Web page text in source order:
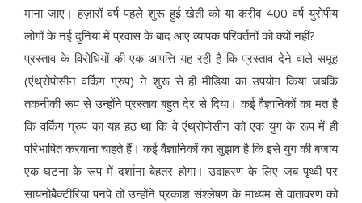
माना जाए। हज़ारों वर्ष पहले शुरू हुई खेती को या करीब 400 वर्ष युरोपीय
लोगों के नई दुनिया में प्रवास के बाद आए व्यापक परिवर्तनों को क्यों नहीं?
प्रस्ताव के विरोधियों की एक आपत्ति यह रही है कि प्रस्ताव देने वाले समूह
(एंथ्रोपोसीन वर्किंग ग्रुप) ने शुरू से ही मीडिया का उपयोग किया जबकि
तकनीकी रूप से उन्होंने प्रस्ताव बहुत देर से दिया। कई वैज्ञानिकों का मत है
कि वर्किंग ग्रुप का यह हठ था कि वे एंथ्रोपोसीन को एक युग के रूप में ही
परिभाषित करवाना चाहते हैं। कई वैज्ञानिकों का सुझाव है कि इसे युग की बजाय
एक घटना के रूप में दर्शाना बेहतर होगा। उदाहरण के लिए जब पृथ्वी पर
सायनोबैक्टीरिया पनपे तो उन्होंने प्रकाश संश्लेषण के माध्यम से वातावरण को